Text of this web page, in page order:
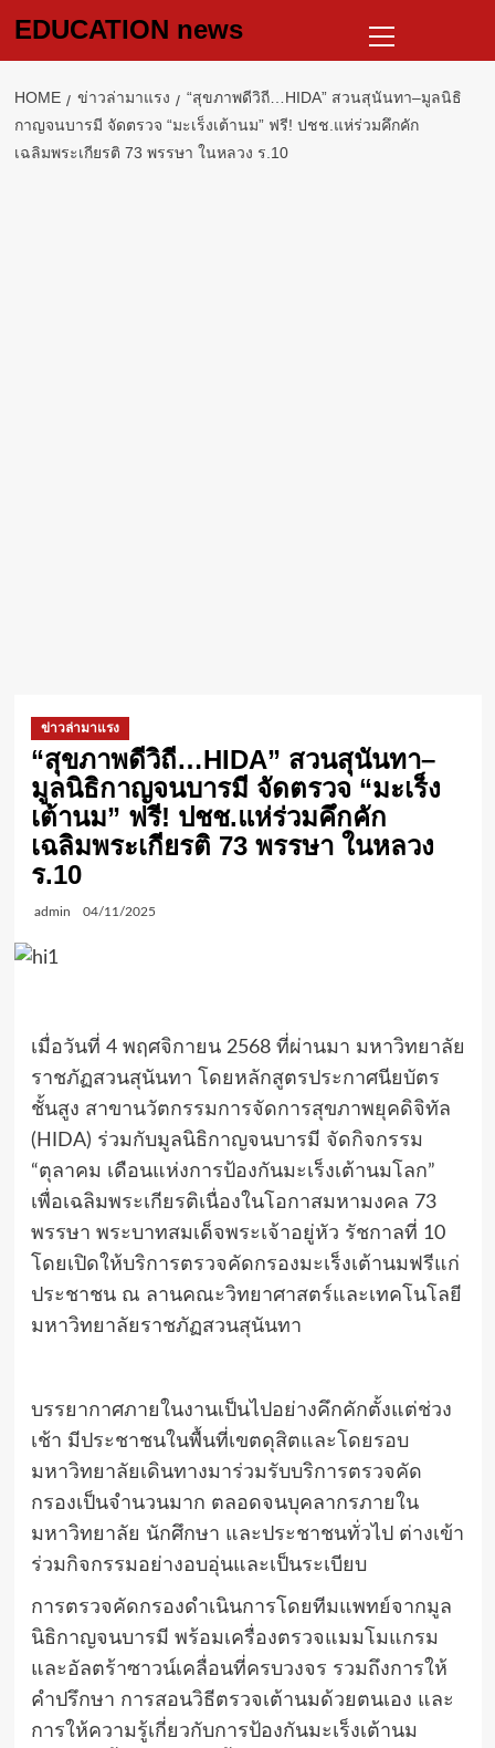
EDUCATION news
Menu
HOME ข่าวล่ามาแรง
“สุขภาพดีวิถี…HIDA” สวนสุนันทา–มูลนิธิ
กาญจนบารมี จัดตรวจ “มะเร็งเต้านม” ฟรี! ปชช.แห่ร่วมคึกคัก
เฉลิมพระเกียรติ 73 พรรษา ในหลวง ร.10
ข่าวล่ามาแรง
“สุขภาพดีวิถี…HIDA” สวนสุนันทา–
มูลนิธิกาญจนบารมี จัดตรวจ “มะเร็ง
เต้านม” ฟรี! ปชช.แห่ร่วมคึกคัก
เฉลิมพระเกียรติ 73 พรรษา ในหลวง
ร.10
admin 04/11/2025
เมื่อวันที่ 4 พฤศจิกายน 2568 ที่ผ่านมา มหาวิทยาลัย
ราชภัฏสวนสุนันทา โดยหลักสูตรประกาศนียบัตร
ชั้นสูง สาขานวัตกรรมการจัดการสุขภาพยุคดิจิทัล
(HIDA) ร่วมกับมูลนิธิกาญจนบารมี จัดกิจกรรม
“ตุลาคม เดือนแห่งการป้องกันมะเร็งเต้านมโลก”
เพื่อเฉลิมพระเกียรติเนื่องในโอกาสมหามงคล 73
พรรษา พระบาทสมเด็จพระเจ้าอยู่หัว รัชกาลที่ 10
โดยเปิดให้บริการตรวจคัดกรองมะเร็งเต้านมฟรีแก่
ประชาชน ณ ลานคณะวิทยาศาสตร์และเทคโนโลยี
มหาวิทยาลัยราชภัฏสวนสุนันทา
บรรยากาศภายในงานเป็นไปอย่างคึกคักตั้งแต่ช่วง
เช้า มีประชาชนในพื้นที่เขตดุสิตและโดยรอบ
มหาวิทยาลัยเดินทางมาร่วมรับบริการตรวจคัด
กรองเป็นจำนวนมาก ตลอดจนบุคลากรภายใน
มหาวิทยาลัย นักศึกษา และประชาชนทั่วไป ต่างเข้า
ร่วมกิจกรรมอย่างอบอุ่นและเป็นระเบียบ
การตรวจคัดกรองดำเนินการโดยทีมแพทย์จากมูล
นิธิกาญจนบารมี พร้อมเครื่องตรวจแมมโมแกรม
และอัลตร้าซาวน์เคลื่อนที่ครบวงจร รวมถึงการให้
คำปรึกษา การสอนวิธีตรวจเต้านมด้วยตนเอง และ
การให้ความรู้เกี่ยวกับการป้องกันมะเร็งเต้านม